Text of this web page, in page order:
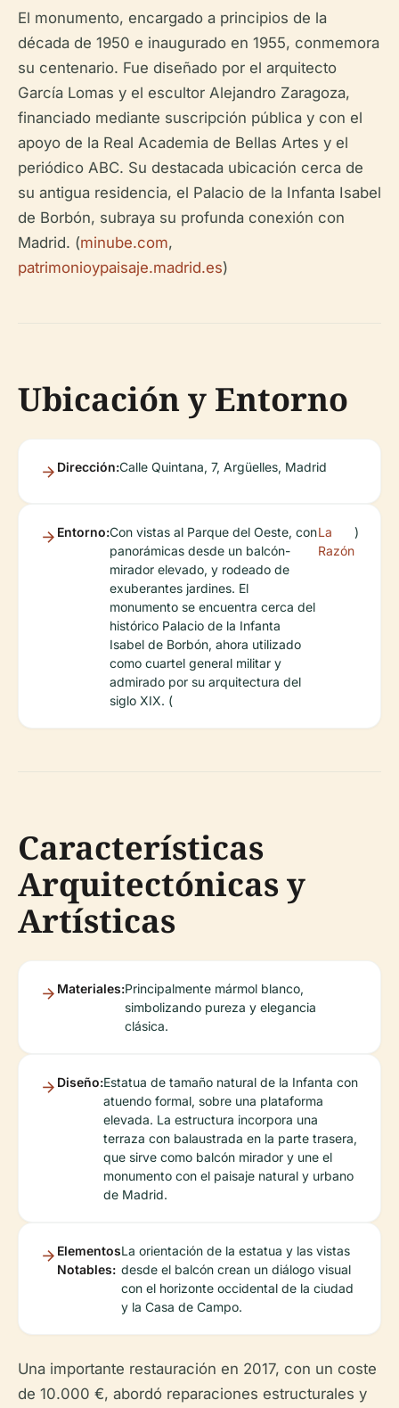
El monumento, encargado a principios de la
década de 1950 e inaugurado en 1955, conmemora
su centenario. Fue diseñado por el arquitecto
García Lomas y el escultor Alejandro Zaragoza,
financiado mediante suscripción pública y con el
apoyo de la Real Academia de Bellas Artes y el
periódico ABC. Su destacada ubicación cerca de
su antigua residencia, el Palacio de la Infanta Isabel
de Borbón, subraya su profunda conexión con
Madrid. (minube.com,
patrimonioypaisaje.madrid.es)
Ubicación y Entorno
Dirección:Calle Quintana, 7, Argüelles, Madrid
Entorno:Con vistas al Parque del Oeste, con
panorámicas desde un balcón-
mirador elevado, y rodeado de
exuberantes jardines. El
monumento se encuentra cerca del
histórico Palacio de la Infanta
Isabel de Borbón, ahora utilizado
como cuartel general militar y
admirado por su arquitectura del
siglo XIX. (
La
Razón
)
Características
Arquitectónicas y
Artísticas
Materiales:Principalmente mármol blanco,
simbolizando pureza y elegancia
clásica.
Diseño:Estatua de tamaño natural de la Infanta con
atuendo formal, sobre una plataforma
elevada. La estructura incorpora una
terraza con balaustrada en la parte trasera,
que sirve como balcón mirador y une el
monumento con el paisaje natural y urbano
de Madrid.
Elementos
Notables:
La orientación de la estatua y las vistas
desde el balcón crean un diálogo visual
con el horizonte occidental de la ciudad
y la Casa de Campo.
Una importante restauración en 2017, con un coste
de 10.000 €, abordó reparaciones estructurales y